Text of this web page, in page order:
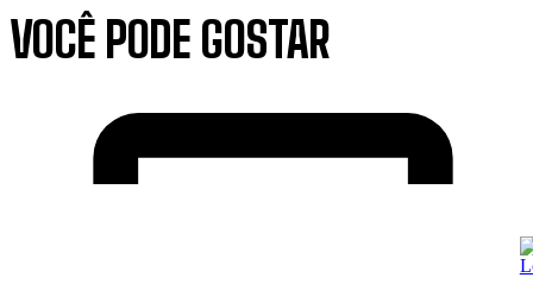
VOCÊ PODE GOSTAR